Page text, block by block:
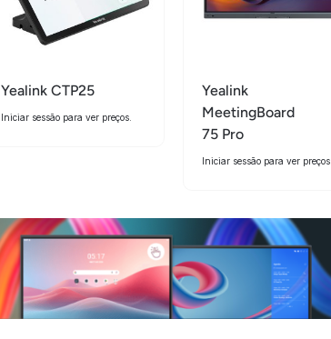
Yealink CTP25
Iniciar sessão para ver preços.
Yealink
MeetingBoard
75 Pro
Iniciar sessão para ver preços.